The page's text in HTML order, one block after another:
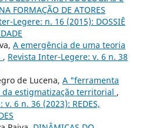
FORMAÇÃO DE ATORES
Legere: n. 16 (2015): DOSSIÊ
A emergência de uma teoria
, Revista Inter-Legere: v. 6 n. 38
de Lucena, A "ferramenta
estigmatização territorial ,
6 n. 36 (2023): REDES,